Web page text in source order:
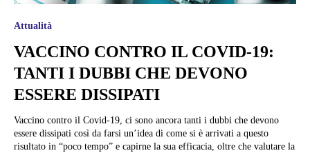
Attualità
VACCINO CONTRO IL COVID-19:
TANTI I DUBBI CHE DEVONO
ESSERE DISSIPATI
Vaccino contro il Covid-19, ci sono ancora tanti i dubbi che devono
essere dissipati così da farsi un’idea di come si è arrivati a questo
risultato in “poco tempo” e capirne la sua efficacia, oltre che valutare la